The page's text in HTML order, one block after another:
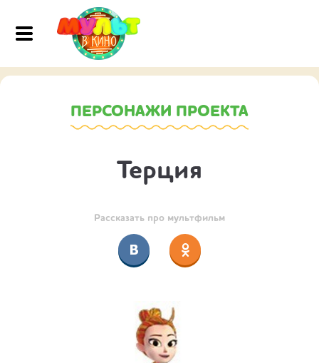
ПЕРСОНАЖИ ПРОЕКТА
Терция
Рассказать про мультфильм